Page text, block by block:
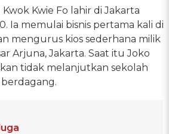
Kwie Fo lahir di Jakarta
Ia memulai bisnis pertama kali di
mengurus kios sederhana milik
Arjuna, Jakarta. Saat itu Joko
tidak melanjutkan sekolah